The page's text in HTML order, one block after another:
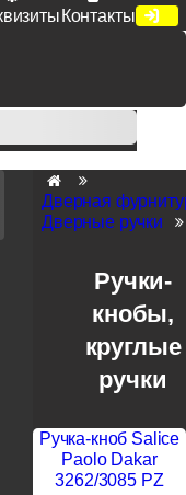
Контакты
от 50 тыс. руб
Melodia, Forme при
Дверная
Дверные ручки
Ручки-
кнобы,
круглые
ручки
Ручка-кноб Salice
Paolo Dakar
3262/3085 PZ